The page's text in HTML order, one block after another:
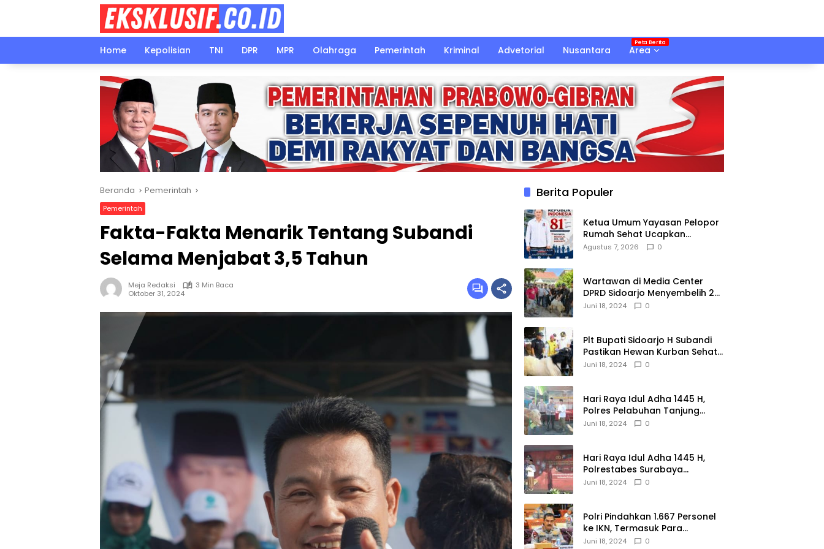
Home
Kepolisian TNI DPR MPR Olahraga Pemerintah Kriminal Advetorial Nusantara Area
Beranda Pemerintah
Pemerintah
Fakta-Fakta Menarik Tentang Subandi
Selama Menjabat 3,5 Tahun
Meja Redaksi
3 Min Baca
Oktober 31, 2024
Berita Populer
Ketua Umum Yayasan Pelopor
Rumah Sehat Ucapkan
Dirgahayu RI ke-81
Agustus 7, 2026 0
Wartawan di Media Center
DPRD Sidoarjo Menyembelih 2
Ekor Kambing
Juni 18, 2024 0
Plt Bupati Sidoarjo H Subandi
Pastikan Hewan Kurban Sehat
dan Aman
Juni 18, 2024 0
Hari Raya Idul Adha 1445 H,
Polres Pelabuhan Tanjung
Perak Salurkan 49 Hewan
Juni 18, 2024 0
Hari Raya Idul Adha 1445 H,
Polrestabes Surabaya
Menerima dan Menyalurkan
Juni 18, 2024 0
Polri Pindahkan 1.667 Personel
ke IKN, Termasuk Para
Jenderal.
Juni 18, 2024 0